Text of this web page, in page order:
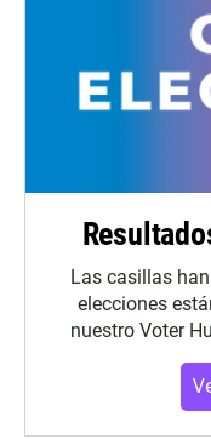
Las casillas
elecciones
nuestro Voter